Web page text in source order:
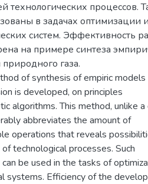
технологических процессов.
в задачах оптимизации
систем. Эффективность
на примере синтеза
газа.
of synthesis of empiric
is developed, on principles
algorithms. This method, unlike
abbreviates the amount of
operations that reveals
technological processes. Such
be used in the tasks of
systems. Efficiency of the